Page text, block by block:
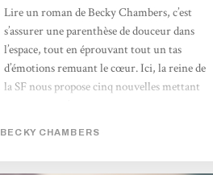
Lire un roman de Becky Chambers, c’est
s’assurer une parenthèse de douceur dans
l’espace, tout en éprouvant tout un tas
d’émotions remuant le cœur. Ici, la reine de
la SF nous propose cinq nouvelles mettant
personnel, mais aussi, pour certaines, de
BECKY CHAMBERS